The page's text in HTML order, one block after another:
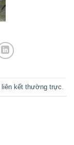
liên kết thường trực